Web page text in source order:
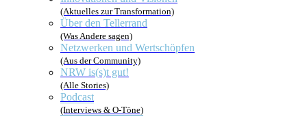
(Aktuelles zur Transformation)
Über den Tellerrand
(Was Andere sagen)
Netzwerken und Wertschöpfen
(Aus der Community)
NRW is(s)t gut!
(Alle Stories)
Podcast
(Interviews & O-Töne)